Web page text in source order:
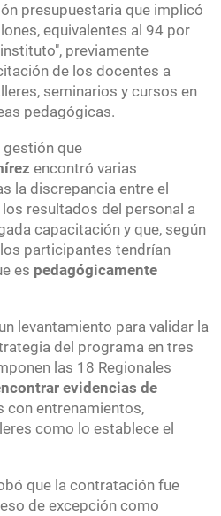
presupuestaria que implicó
equivalentes al 94 por
previamente
de los docentes a
seminarios y cursos en
pedagógicas.
gestión que
encontró varias
la discrepancia entre el
resultados del personal a
capacitación y que, según
los participantes tendrían
es pedagógicamente
levantamiento para validar la
del programa en tres
las 18 Regionales
evidencias de
con entrenamientos,
como lo establece el
que la contratación fue
de excepción como